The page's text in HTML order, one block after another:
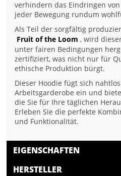
verhindern das Eindringen
jeder Bewegung rundum
Als Teil der sorgfältig
Fruit of the Loom , wird
unter fairen Bedingungen
zertifiziert, was nicht nur für
ethische Produktion bürgt.
Dieser Hoodie fügt sich
Arbeitsgarderobe ein und
die Sie für Ihre täglichen
Erleben Sie die perfekte
und Funktionalität.
EIGENSCHAFTEN
HERSTELLER